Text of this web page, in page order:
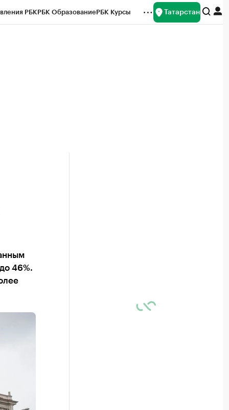
РБКРБК ОбразованиеРБК Курсы Татарстан
46%.